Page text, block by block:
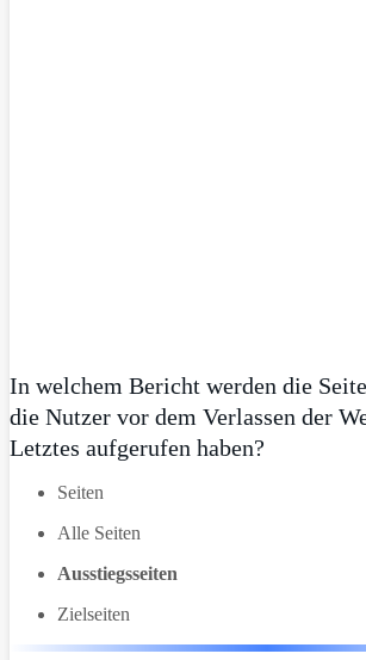
In welchem Bericht werden die
die Nutzer vor dem Verlassen der
Letztes aufgerufen haben?
Seiten
Alle Seiten
Ausstiegsseiten
Zielseiten